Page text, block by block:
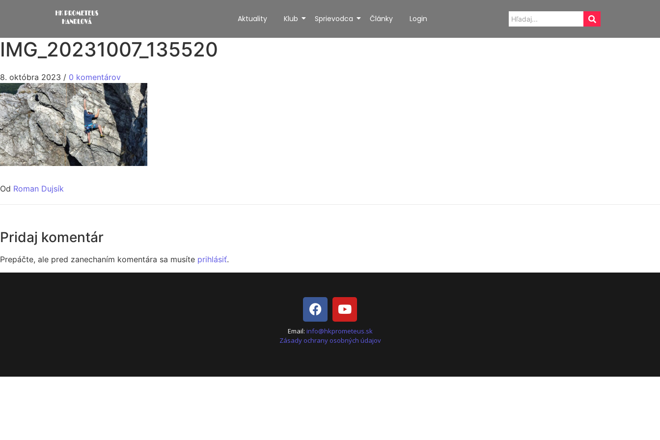
Aktuality Klub Sprievodca Články Login
IMG_20231007_135520
8. októbra 2023 / 0 komentárov
Od Roman Dujsík
Pridaj komentár
Prepáčte, ale pred zanechaním komentára sa musíte prihlásiť.
Email: info@hkprometeus.sk
Zásady ochrany osobných údajov